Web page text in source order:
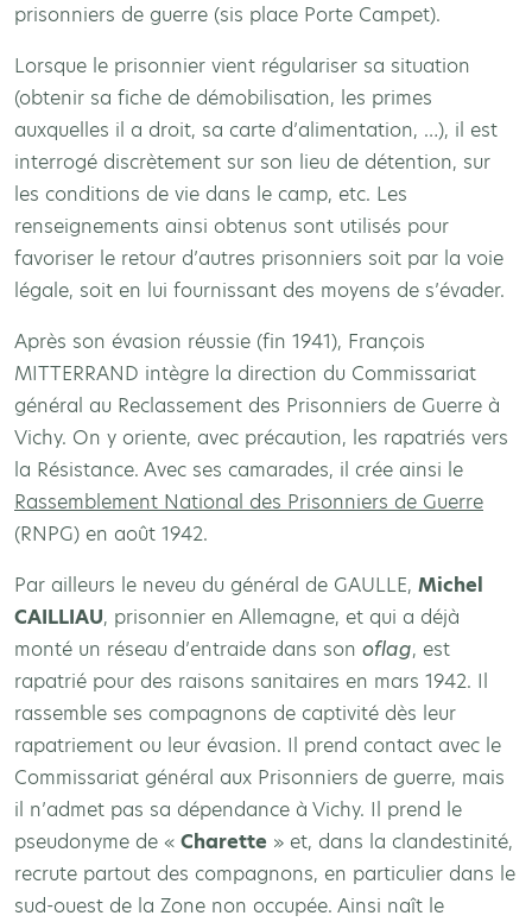
prisonniers de guerre (sis place Porte Campet).
Lorsque le prisonnier vient régulariser sa situation
(obtenir sa fiche de démobilisation, les primes
auxquelles il a droit, sa carte d’alimentation, …), il est
interrogé discrètement sur son lieu de détention, sur
les conditions de vie dans le camp, etc. Les
renseignements ainsi obtenus sont utilisés pour
favoriser le retour d’autres prisonniers soit par la voie
légale, soit en lui fournissant des moyens de s’évader.
Après son évasion réussie (fin 1941), François
MITTERRAND intègre la direction du Commissariat
général au Reclassement des Prisonniers de Guerre à
Vichy. On y oriente, avec précaution, les rapatriés vers
la Résistance. Avec ses camarades, il crée ainsi le
Rassemblement National des Prisonniers de Guerre
(RNPG) en août 1942.
Par ailleurs le neveu du général de GAULLE, Michel
CAILLIAU, prisonnier en Allemagne, et qui a déjà
monté un réseau d’entraide dans son oflag, est
rapatrié pour des raisons sanitaires en mars 1942. Il
rassemble ses compagnons de captivité dès leur
rapatriement ou leur évasion. Il prend contact avec le
Commissariat général aux Prisonniers de guerre, mais
il n’admet pas sa dépendance à Vichy. Il prend le
pseudonyme de « Charette » et, dans la clandestinité,
recrute partout des compagnons, en particulier dans le
sud-ouest de la Zone non occupée. Ainsi naît le